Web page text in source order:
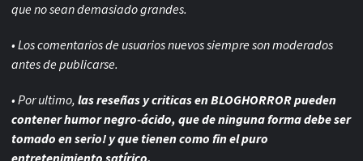
que no sean demasiado grandes.
• Los comentarios de usuarios nuevos siempre son moderados
antes de publicarse.
• Por ultimo, las reseñas y criticas en BLOGHORROR pueden
contener humor negro-ácido, que de ninguna forma debe ser
tomado en serio! y que tienen como fin el puro